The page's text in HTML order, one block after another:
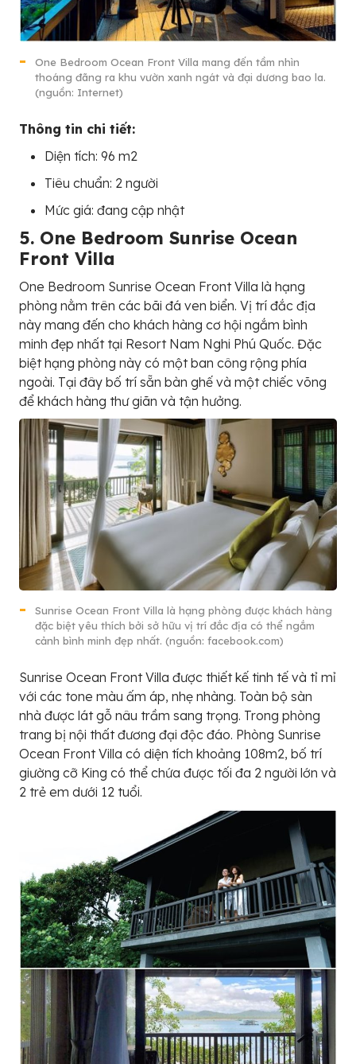
One Bedroom Ocean Front Villa mang đến tầm nhìn
thoáng đãng ra khu vườn xanh ngát và đại dương bao la.
(nguồn: Internet)
Thông tin chi tiết:
Diện tích: 96 m2
Tiêu chuẩn: 2 người
Mức giá: đang cập nhật
5. One Bedroom Sunrise Ocean
Front Villa
One Bedroom Sunrise Ocean Front Villa là hạng
phòng nằm trên các bãi đá ven biển. Vị trí đắc địa
này mang đến cho khách hàng cơ hội ngắm bình
minh đẹp nhất tại Resort Nam Nghi Phú Quốc. Đặc
biệt hạng phòng này có một ban công rộng phía
ngoài. Tại đây bố trí sẵn bàn ghế và một chiếc võng
để khách hàng thư giãn và tận hưởng.
Sunrise Ocean Front Villa là hạng phòng được khách hàng
đặc biệt yêu thích bởi sở hữu vị trí đắc địa có thể ngắm
cảnh bình minh đẹp nhất. (nguồn: facebook.com)
Sunrise Ocean Front Villa được thiết kế tinh tế và tỉ mỉ
với các tone màu ấm áp, nhẹ nhàng. Toàn bộ sàn
nhà được lát gỗ nâu trầm sang trọng. Trong phòng
trang bị nội thất đương đại độc đáo. Phòng Sunrise
Ocean Front Villa có diện tích khoảng 108m2, bố trí
giường cỡ King có thể chứa được tối đa 2 người lớn và
2 trẻ em dưới 12 tuổi.